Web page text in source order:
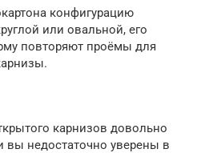
конфигурацию
или овальной, его
повторяют проёмы для
карнизов довольно
вы недостаточно уверены в